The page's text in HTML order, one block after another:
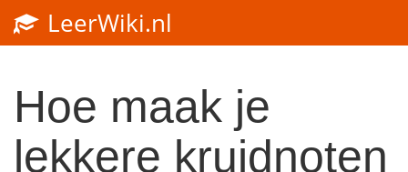
LeerWiki.nl
Hoe maak je
lekkere kruidnoten